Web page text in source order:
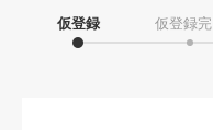
仮登録 仮登録